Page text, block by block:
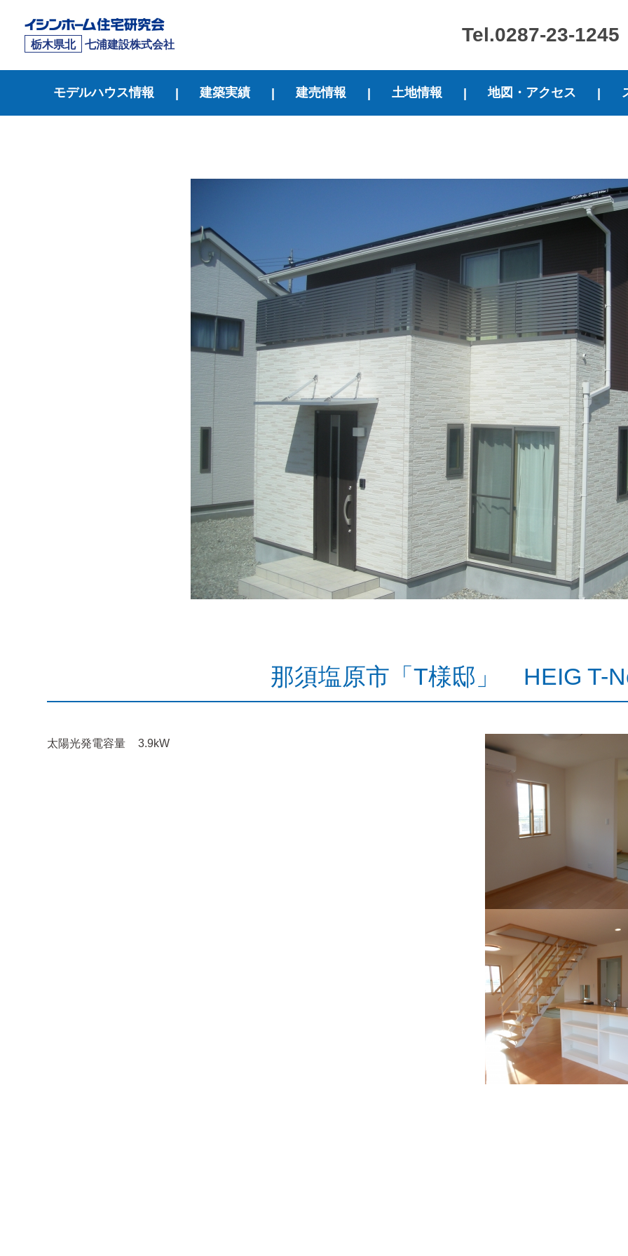
栃木県北 七浦建設株式会社 Tel.0287-23-1245
モデルハウス情報 建築実績 建売情報 土地情報 地図・アクセス
那須塩原市「T様邸」 HEIG T-
太陽光発電容量 3.9kW